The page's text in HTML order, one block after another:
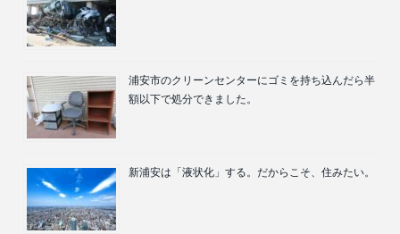
浦安市のクリーンセンターにゴミを持ち込んだら半
額以下で処分できました。
新浦安は「液状化」する。だからこそ、住みたい。